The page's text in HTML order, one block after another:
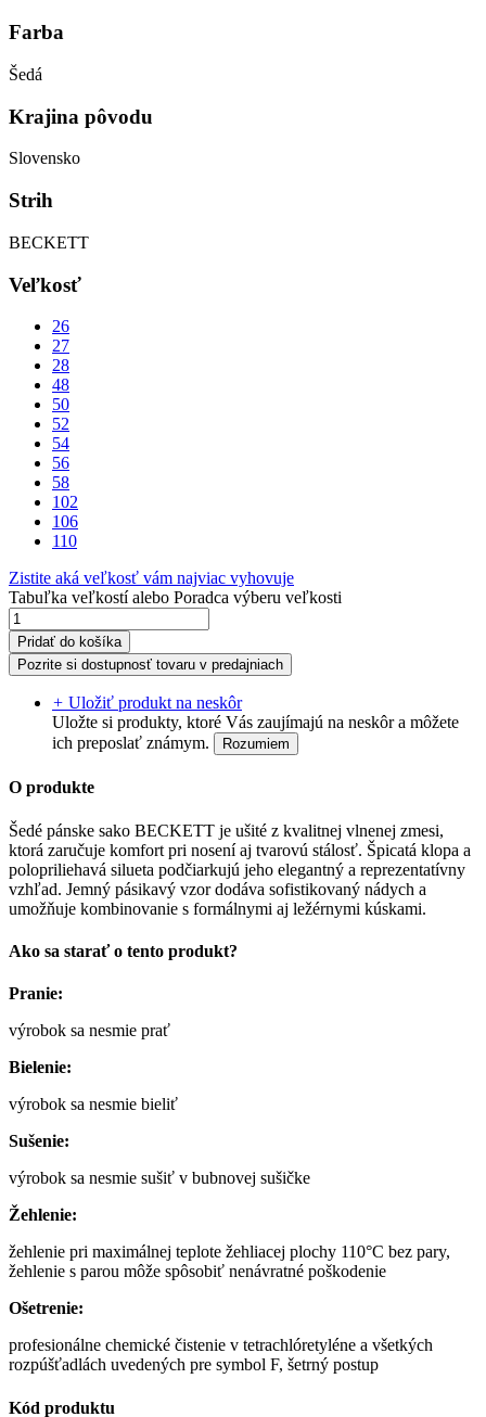
Farba
Šedá
Krajina pôvodu
Slovensko
Strih
BECKETT
Veľkosť
26
27
28
48
50
52
54
56
58
102
106
110
Zistite aká veľkosť vám najviac vyhovuje
Tabuľka veľkostí alebo Poradca výberu veľkosti
Pridať do košíka
Pozrite si dostupnosť tovaru v predajniach
+ Uložiť produkt na neskôr
Uložte si produkty, ktoré Vás zaujímajú na neskôr a môžete
ich preposlať známym.
Rozumiem
O produkte
Šedé pánske sako BECKETT je ušité z kvalitnej vlnenej zmesi,
ktorá zaručuje komfort pri nosení aj tvarovú stálosť. Špicatá klopa a
polopriliehavá silueta podčiarkujú jeho elegantný a reprezentatívny
vzhľad. Jemný pásikavý vzor dodáva sofistikovaný nádych a
umožňuje kombinovanie s formálnymi aj ležérnymi kúskami.
Ako sa starať o tento produkt?
Pranie:
výrobok sa nesmie prať
Bielenie:
výrobok sa nesmie bieliť
Sušenie:
výrobok sa nesmie sušiť v bubnovej sušičke
Žehlenie:
žehlenie pri maximálnej teplote žehliacej plochy 110°C bez pary,
žehlenie s parou môže spôsobiť nenávratné poškodenie
Ošetrenie:
profesionálne chemické čistenie v tetrachlóretyléne a všetkých
rozpúšťadlách uvedených pre symbol F, šetrný postup
Kód produktu